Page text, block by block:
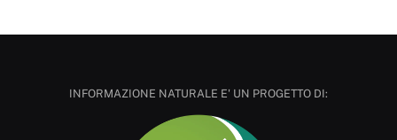
INFORMAZIONE NATURALE E' UN PROGETTO DI: